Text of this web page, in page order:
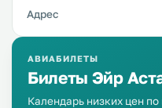
Адрес
АВИАБИЛЕТЫ
Билеты Эйр
Календарь низких цен